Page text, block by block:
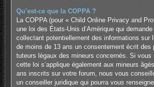
Qu’est-ce que la COPPA ?
La COPPA (pour « Child Online Privacy and
une loi des États-Unis d’Amérique qui
collectant potentiellement des informations sur
de moins de 13 ans un consentement écrit des
tuteurs légaux des mineurs concernés. Si vous
cette loi s’applique également aux mineurs
ans inscrits sur votre forum, nous vous
un conseiller juridique qui pourra vous